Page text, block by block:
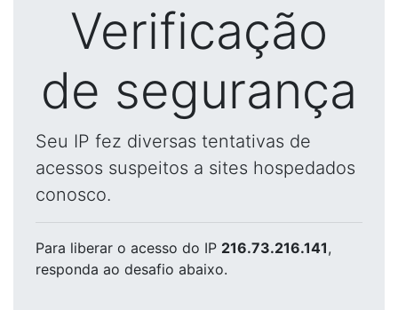
Verificação
de segurança
Seu IP fez diversas tentativas de
acessos suspeitos a sites hospedados
conosco.
Para liberar o acesso do IP 216.73.216.141,
responda ao desafio abaixo.